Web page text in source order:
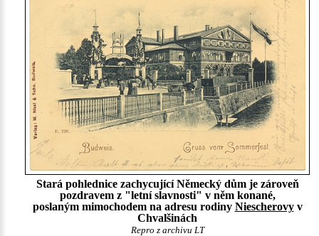
Stará pohlednice zachycující Německý dům je zároveň
pozdravem z "letní slavnosti" v něm konané,
poslaným mimochodem na adresu rodiny Niescherovyv
Chvalšinách
Repro z archivu LT